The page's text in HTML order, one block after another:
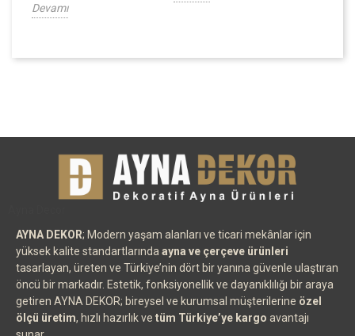
Devamı
AYNA DEKOR; Modern yaşam alanları ve ticari mekânlar için
yüksek kalite standartlarında ayna ve çerçeve ürünleri
tasarlayan, üreten ve Türkiye’nin dört bir yanına güvenle ulaştıran
öncü bir markadır. Estetik, fonksiyonellik ve dayanıklılığı bir araya
getiren AYNA DEKOR; bireysel ve kurumsal müşterilerine özel
ölçü üretim, hızlı hazırlık ve tüm Türkiye’ye kargo avantajı